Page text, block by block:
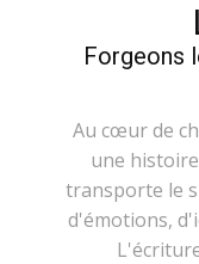
Forgeons
Au cœur de
une
transporte le
d'émotions,